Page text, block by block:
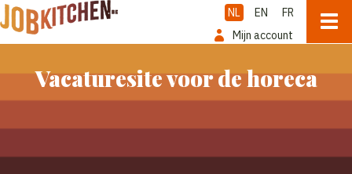
NL EN
FR
Mijn account
Vacaturesite voor de horeca